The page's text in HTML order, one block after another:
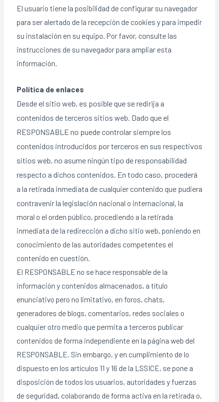
El usuario tiene la posibilidad de configurar su navegador
para ser alertado de la recepción de cookies y para impedir
su instalación en su equipo. Por favor, consulte las
instrucciones de su navegador para ampliar esta
información.
Política de enlaces
Desde el sitio web, es posible que se redirija a
contenidos de terceros sitios web. Dado que el
RESPONSABLE no puede controlar siempre los
contenidos introducidos por terceros en sus respectivos
sitios web, no asume ningún tipo de responsabilidad
respecto a dichos contenidos. En todo caso, procederá
a la retirada inmediata de cualquier contenido que pudiera
contravenir la legislación nacional o internacional, la
moral o el orden público, procediendo a la retirada
inmediata de la redirección a dicho sitio web, poniendo en
conocimiento de las autoridades competentes el
contenido en cuestión.
El RESPONSABLE no se hace responsable de la
información y contenidos almacenados, a título
enunciativo pero no limitativo, en foros, chats,
generadores de blogs, comentarios, redes sociales o
cualquier otro medio que permita a terceros publicar
contenidos de forma independiente en la página web del
RESPONSABLE. Sin embargo, y en cumplimiento de lo
dispuesto en los artículos 11 y 16 de la LSSICE, se pone a
disposición de todos los usuarios, autoridades y fuerzas
de seguridad, colaborando de forma activa en la retirada o,